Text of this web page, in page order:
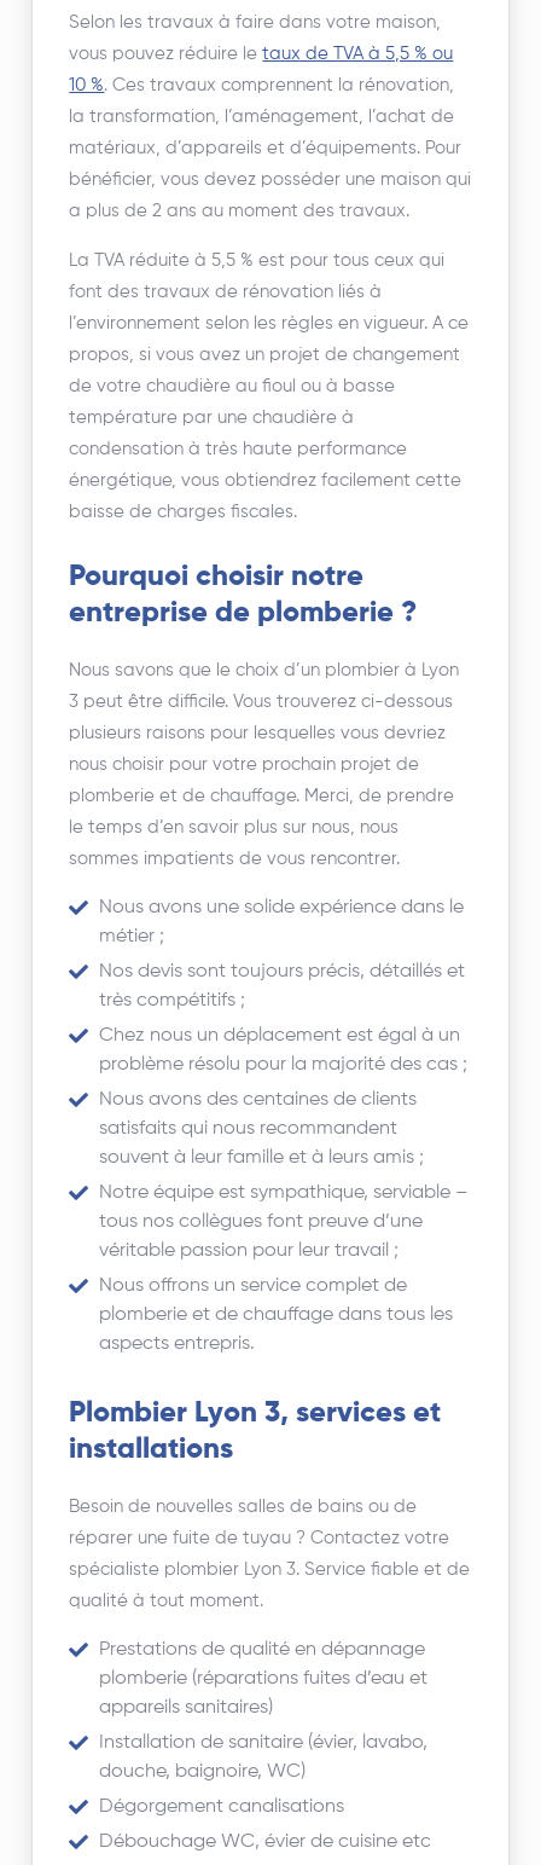
Selon les travaux à faire dans votre maison,
vous pouvez réduire letaux de TVA à 5,5 % ou
10 %. Ces travaux comprennent la rénovation,
la transformation, l’aménagement, l’achat de
matériaux, d’appareils et d’équipements. Pour
bénéficier, vous devez posséder une maison qui
a plus de 2 ans au moment des travaux.
La TVA réduite à 5,5 % est pour tous ceux qui
font des travaux de rénovation liés à
l’environnement selon les règles en vigueur. A ce
propos, si vous avez un projet de changement
de votre chaudière au fioul ou à basse
température par une chaudière à
condensation à très haute performance
énergétique, vous obtiendrez facilement cette
baisse de charges fiscales.
Pourquoi choisir notre
entreprise de plomberie ?
Nous savons que le choix d’un plombier à Lyon
3 peut être difficile. Vous trouverez ci-dessous
plusieurs raisons pour lesquelles vous devriez
nous choisir pour votre prochain projet de
plomberie et de chauffage. Merci, de prendre
le temps d’en savoir plus sur nous, nous
sommes impatients de vous rencontrer.
Nous avons une solide expérience dans le
métier ;
Nos devis sont toujours précis, détaillés et
très compétitifs ;
Chez nous un déplacement est égal à un
problème résolu pour la majorité des cas ;
Nous avons des centaines de clients
satisfaits qui nous recommandent
souvent à leur famille et à leurs amis ;
Notre équipe est sympathique, serviable –
tous nos collègues font preuve d’une
véritable passion pour leur travail ;
Nous offrons un service complet de
plomberie et de chauffage dans tous les
aspects entrepris.
Plombier Lyon 3, services et
installations
Besoin de nouvelles salles de bains ou de
réparer une fuite de tuyau ? Contactez votre
spécialiste plombier Lyon 3. Service fiable et de
qualité à tout moment.
Prestations de qualité endépannage
plomberie (réparations fuites d’eau et
appareils sanitaires)
Installation de sanitaire (évier, lavabo,
douche, baignoire, WC)
Dégorgement canalisations
Débouchage WC, évier de cuisine etc